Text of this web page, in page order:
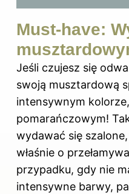
Must-have:
Jeśli czujesz się
swoją musztardową
intensywnym
pomarańczowym!
wydawać się
właśnie o
przypadku, gdy nie
intensywne barwy,